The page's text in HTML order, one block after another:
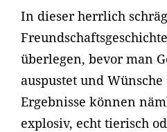
In dieser herrlich
überlegen, bevor man
auspustet und
Ergebnisse können
explosiv, echt tierisch